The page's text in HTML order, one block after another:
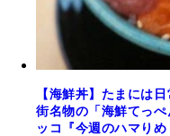
【海鮮丼】たまには
街名物の「海鮮てっ
ッコ『今週のハマりめ